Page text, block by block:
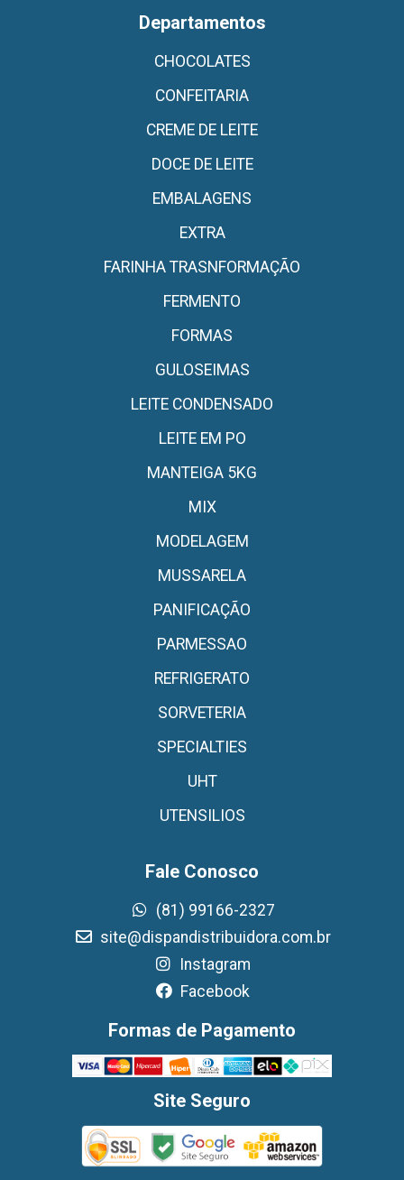
Departamentos
CHOCOLATES
CONFEITARIA
CREME DE LEITE
DOCE DE LEITE
EMBALAGENS
EXTRA
FARINHA TRASNFORMAÇÃO
FERMENTO
FORMAS
GULOSEIMAS
LEITE CONDENSADO
LEITE EM PO
MANTEIGA 5KG
MIX
MODELAGEM
MUSSARELA
PANIFICAÇÃO
PARMESSAO
REFRIGERATO
SORVETERIA
SPECIALTIES
UHT
UTENSILIOS
Fale Conosco
(81) 99166-2327
site@dispandistribuidora.com.br
Instagram
Facebook
Formas de Pagamento
Site Seguro